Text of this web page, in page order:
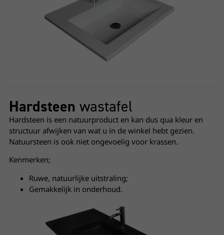
Hardsteen wastafel
Hardsteen is een natuurproduct en kan dus qua kleur en
structuur afwijken van wat u in de winkel hebt gezien.
Natuursteen is ook niet ongevoelig voor krassen.
Kenmerken;
Ruwe, natuurlijke uitstraling;
Gemakkelijk in onderhoud.